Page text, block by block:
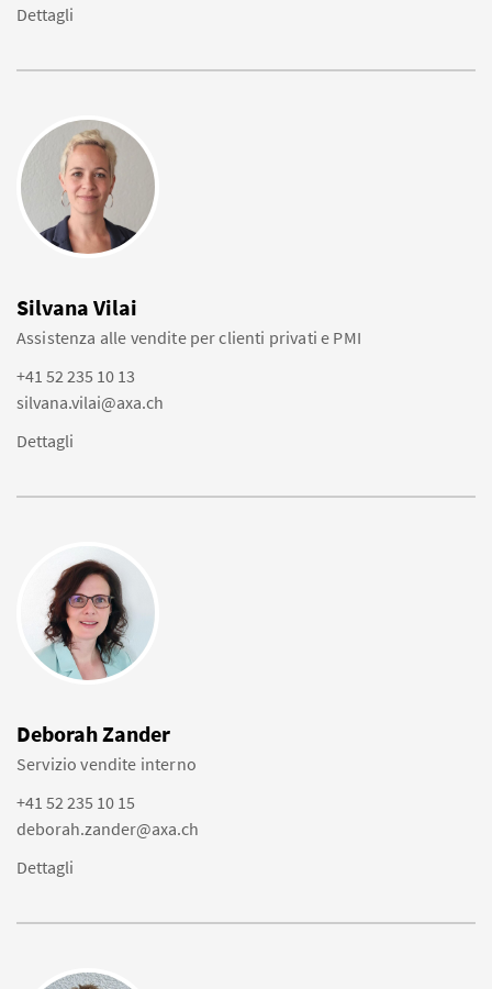
Dettagli
Silvana Vilai
Assistenza alle vendite per clienti privati e PMI
+41 52 235 10 13
silvana.vilai@axa.ch
Dettagli
Deborah Zander
Servizio vendite interno
+41 52 235 10 15
deborah.zander@axa.ch
Dettagli